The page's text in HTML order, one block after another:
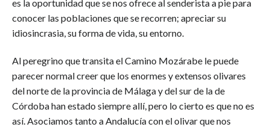
es la oportunidad que se nos ofrece al senderista a pie para
conocer las poblaciones que se recorren; apreciar su
idiosincrasia, su forma de vida, su entorno.
Al peregrino que transita el Camino Mozárabe le puede
parecer normal creer que los enormes y extensos olivares
del norte de la provincia de Málaga y del sur de la de
Córdoba han estado siempre allí, pero lo cierto es que no es
así. Asociamos tanto a Andalucía con el olivar que nos